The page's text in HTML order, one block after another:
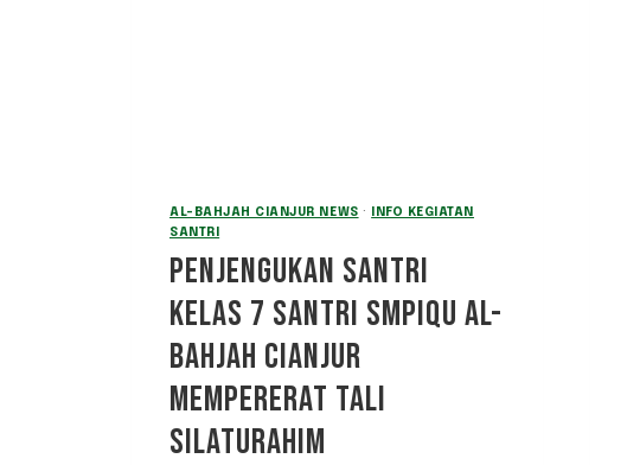
AL-BAHJAH CIANJUR NEWS ·
INFO KEGIATAN
SANTRI
PENJENGUKAN SANTRI
KELAS 7 SANTRI SMPIQU AL-
BAHJAH CIANJUR
MEMPERERAT TALI
SILATURAHIM